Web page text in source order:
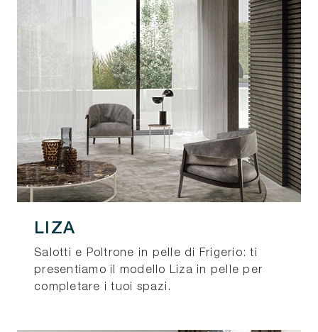
LIZA
Salotti e Poltrone in pelle di Frigerio: ti
presentiamo il modello Liza in pelle per
completare i tuoi spazi.